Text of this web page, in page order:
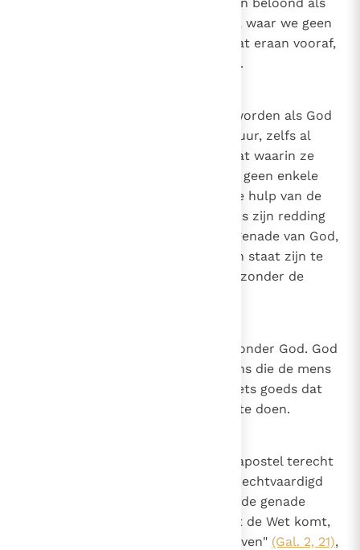
ze gedaan worden; maar genade, waar we geen
aanspraak op kunnen maken, gaat eraan vooraf,
zodat ze gedaan kunnen worden.
Dat een mens alleen gered kan worden als God
genade toont. De menselijke natuur, zelfs al
bleef ze in de ongeschonden staat waarin ze
geschapen werd, zou zichzelf op geen enkele
manier kunnen redden zonder de hulp van de
Schepper; dus aangezien de mens zijn redding
niet kan veiligstellen zonder de genade van God,
dat een geschenk is, hoe zal hij in staat zijn te
herstellen wat hij verloren heeft zonder de
De mens kan niets goeds doen zonder God. God
doet veel goede dingen in de mens die de mens
niet doet; maar de mens doet niets goeds dat
God hem niet heeft gegeven om te doen.
Natuur en genade. Net zoals de apostel terecht
zegt tegen hen die, omdat ze gerechtvaardigd
wilden worden door de Wet, van de genade
afvielen: "Als de gerechtigheid uit de Wet komt,
dan is Christus tevergeefs gestorven" (Gal. 2, 21),